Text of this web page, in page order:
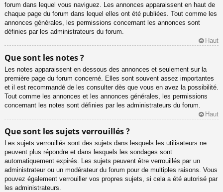
forum dans lequel vous naviguez. Les annonces apparaissent en haut de
chaque page du forum dans lequel elles ont été publiées. Tout comme les
annonces générales, les permissions concernant les annonces sont
définies par les administrateurs du forum.
Haut
Que sont les notes ?
Les notes apparaissent en dessous des annonces et seulement sur la
première page du forum concerné. Elles sont souvent assez importantes
et il est recommandé de les consulter dès que vous en avez la possibilité.
Tout comme les annonces et les annonces générales, les permissions
concernant les notes sont définies par les administrateurs du forum.
Haut
Que sont les sujets verrouillés ?
Les sujets verrouillés sont des sujets dans lesquels les utilisateurs ne
peuvent plus répondre et dans lesquels les sondages sont
automatiquement expirés. Les sujets peuvent être verrouillés par un
administrateur ou un modérateur du forum pour de multiples raisons. Vous
pouvez également verrouiller vos propres sujets, si cela a été autorisé par
les administrateurs.